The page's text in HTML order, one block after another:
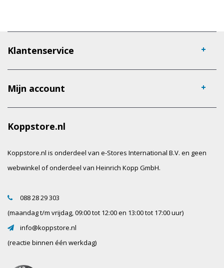
Klantenservice
Mijn account
Koppstore.nl
Koppstore.nl is onderdeel van e-Stores International B.V. en geen
webwinkel of onderdeel van Heinrich Kopp GmbH.
088 28 29 303
(maandag t/m vrijdag, 09:00 tot 12:00 en 13:00 tot 17:00 uur)
info@koppstore.nl
(reactie binnen één werkdag)